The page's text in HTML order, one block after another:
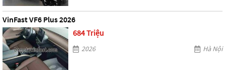
VinFast VF6 Plus 2026
684 Triệu
2026 Hà Nội